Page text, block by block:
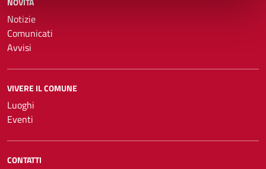
Notizie
Comunicati
Avvisi
VIVERE IL COMUNE
Luoghi
Eventi
CONTATTI